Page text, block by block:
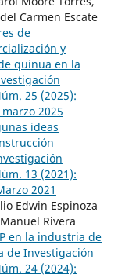
Carmen Escate
de
y
quinua en la
25 (2025):
marzo 2025
ideas
13 (2021):
2021
Edwin Espinoza
Rivera
en la industria de
de Investigación
24 (2024):